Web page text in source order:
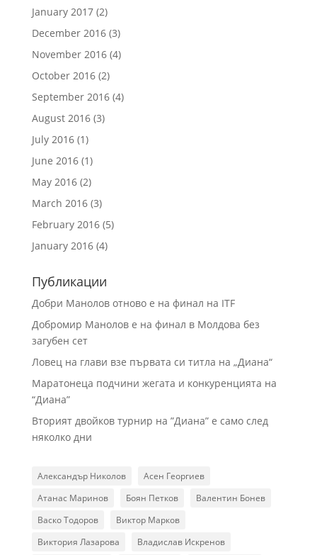
January 2017(2)
December 2016(3)
November 2016(4)
October 2016(2)
September 2016(4)
August 2016(3)
July 2016(1)
June 2016(1)
May 2016(2)
March 2016(3)
February 2016(5)
January 2016(4)
Публикации
Добри Манолов отново е на финал на ITF
Добромир Манолов е на финал в Молдова без
загубен сет
Ловец на глави взе първата си титла на „Диана“
Маратонеца подчини жегата и конкуренцията на
“Диана”
Вторият двойков турнир на ”Диана” е само след
няколко дни
Александър Николов
Асен Георгиев
Атанас Маринов
Боян Петков
Валентин Бонев
Васко Тодоров
Виктор Марков
Виктория Лазарова
Владислав Искренов